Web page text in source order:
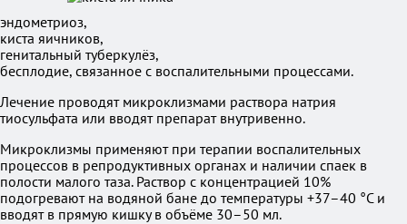
эндометриоз,
киста яичников,
генитальный туберкулёз,
бесплодие, связанное с воспалительными процессами.
Лечение проводят микроклизмами раствора натрия
тиосульфата или вводят препарат внутривенно.
Микроклизмы применяют при терапии воспалительных
процессов в репродуктивных органах и наличии спаек в
полости малого таза. Раствор с концентрацией 10%
подогревают на водяной бане до температуры +37–40 °C и
вводят в прямую кишку в объёме 30–50 мл.